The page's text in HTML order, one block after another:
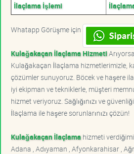
İlaçlama İşlemi
Whatapp Görüşme için
Kulağakaçan İlaçlama Hizmeti
Kulağakaçan İlaçlama hizmetlerimizle,
çözümler sunuyoruz. Böcek ve haşere
iyi ekipman ve tekniklerle, müşteri
hizmet veriyoruz. Sağlığınızı ve
İlaçlama ile haşere sorunlarınızı çözün!
Kulağakaçan İlaçlama hizmeti
Adana , Adıyaman , Afyonkarahisar ,